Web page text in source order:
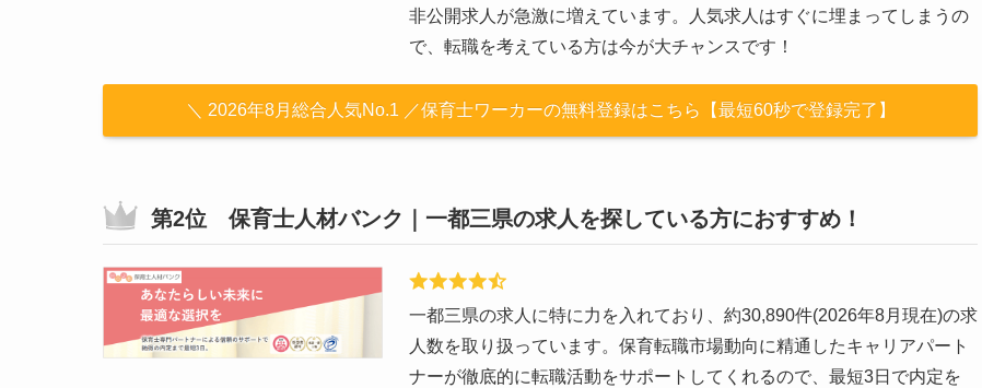
非公開求人が急激に増えています。人気求人はすぐに埋まってしまうの
で、転職を考えている方は今が大チャンスです！
＼ 2026年8月総合人気No.1 ／保育士ワーカーの無料登録はこちら【最短60秒で登録完了】
第2位 保育士人材バンク｜一都三県の求人を探している方におすすめ！
一都三県の求人に特に力を入れており、約30,890件(2026年8月現在)の求
人数を取り扱っています。保育転職市場動向に精通したキャリアパート
ナーが徹底的に転職活動をサポートしてくれるので、最短3日で内定を